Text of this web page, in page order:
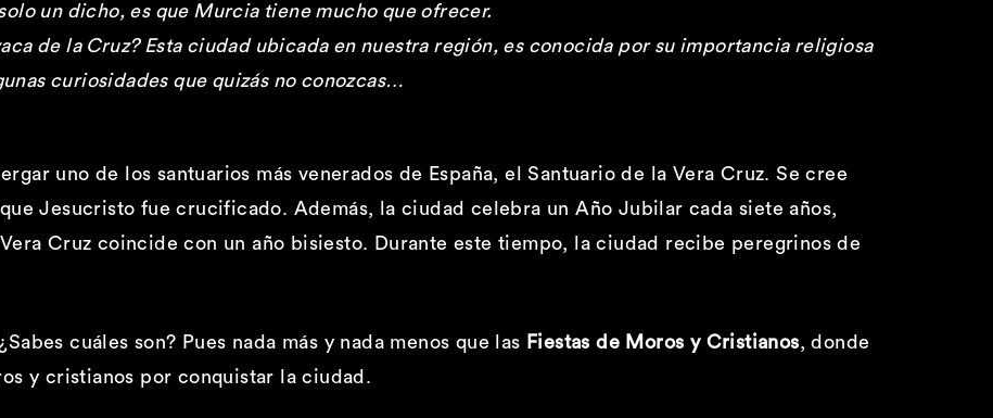
un dicho, es que Murcia tiene mucho que ofrecer.
de la Cruz? Esta ciudad ubicada en nuestra región, es conocida por su importancia religiosa
curiosidades que quizás no conozcas…
uno de los santuarios más venerados de España, el Santuario de la Vera Cruz. Se cree
Jesucristo fue crucificado. Además, la ciudad celebra un Año Jubilar cada siete años,
Cruz coincide con un año bisiesto. Durante este tiempo, la ciudad recibe peregrinos de
cuáles son? Pues nada más y nada menos que las Fiestas de Moros y Cristianos, donde
y cristianos por conquistar la ciudad.